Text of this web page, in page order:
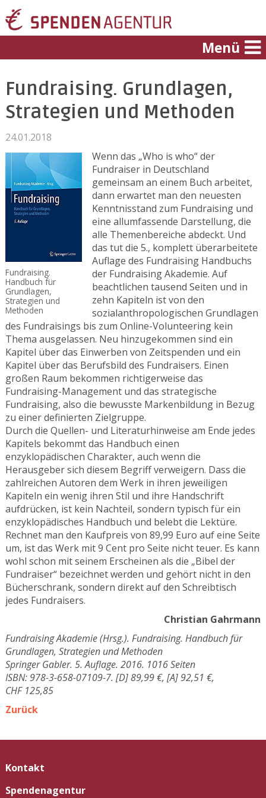
Menü
Fundraising. Grundlagen,
Strategien und Methoden
24.01.2018
Fundraising.
Handbuch für
Grundlagen,
Strategien und
Methoden
Wenn das „Who is who“ der
Fundraiser in Deutschland
gemeinsam an einem Buch arbeitet,
dann erwartet man den neuesten
Kenntnisstand zum Fundraising und
eine allumfassende Darstellung, die
alle Themenbereiche abdeckt. Und
das tut die 5., komplett überarbeitete
Auflage des Fundraising Handbuchs
der Fundraising Akademie. Auf
beachtlichen tausend Seiten und in
zehn Kapiteln ist von den
sozialanthropologischen Grundlagen
des Fundraisings bis zum Online-Volunteering kein
Thema ausgelassen. Neu hinzugekommen sind ein
Kapitel über das Einwerben von Zeitspenden und ein
Kapitel über das Berufsbild des Fundraisers. Einen
großen Raum bekommen richtigerweise das
Fundraising-Management und das strategische
Fundraising, also die bewusste Markenbildung in Bezug
zu einer definierten Zielgruppe.
Durch die Quellen- und Literaturhinweise am Ende jedes
Kapitels bekommt das Handbuch einen
enzyklopädischen Charakter, auch wenn die
Herausgeber sich diesem Begriff verweigern. Dass die
zahlreichen Autoren dem Werk in ihren jeweiligen
Kapiteln ein wenig ihren Stil und ihre Handschrift
aufdrücken, ist kein Nachteil, sondern typisch für ein
enzyklopädisches Handbuch und belebt die Lektüre.
Rechnet man den Kaufpreis von 89,99 Euro auf eine Seite
um, ist das Werk mit 9 Cent pro Seite nicht teuer. Es kann
wohl schon mit seinem Erscheinen als die „Bibel der
Fundraiser“ bezeichnet werden und gehört nicht in den
Bücherschrank, sondern direkt auf den Schreibtisch
jedes Fundraisers.
Christian Gahrmann
Fundraising Akademie (Hrsg.). Fundraising. Handbuch für
Grundlagen, Strategien und Methoden
Springer Gabler. 5. Auflage. 2016. 1016 Seiten
ISBN: 978-3-658-07109-7. [D] 89,99 €, [A] 92,51 €,
CHF 125,85
Zurück
Kontakt
Spendenagentur